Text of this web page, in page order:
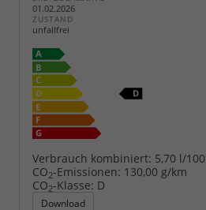
01.02.2026
ZUSTAND
unfallfrei
Verbrauch kombiniert: 5,70 l/
CO2-Emissionen: 130,00 g/km
CO2-Klasse: D
Download